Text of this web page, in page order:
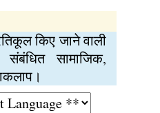
किए जाने वाली
संबंधित सामाजिक,